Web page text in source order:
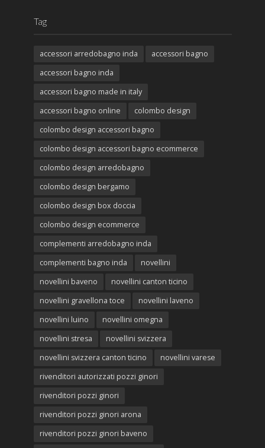
Tag
accessori arredobagno inda
accessori bagno
accessori bagno inda
accessori bagno made in italy
accessori bagno online
colombo design
colombo design accessori bagno
colombo design accessori bagno ecommerce
colombo design arredobagno
colombo design bergamo
colombo design box doccia
colombo design ecommerce
complementi arredobagno inda
complementi bagno inda
novellini
novellini baveno
novellini canton ticino
novellini gravellona toce
novellini laveno
novellini luino
novellini omegna
novellini stresa
novellini svizzera
novellini svizzera canton ticino
novellini varese
rivenditori autorizzati pozzi ginori
rivenditori pozzi ginori
rivenditori pozzi ginori arona
rivenditori pozzi ginori baveno